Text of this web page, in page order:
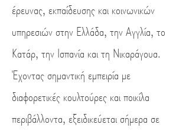
έρευνας, εκπαίδευσης και κοινωνικών
υπηρεσιών στην Ελλάδα, την Αγγλία, το
Κατάρ, την Ισπανία και τη Νικαράγουα.
Έχοντας σημαντική εμπειρία με
διαφορετικές κουλτούρες και ποικίλα
περιβάλλοντα, εξειδικεύεται σήμερα σε